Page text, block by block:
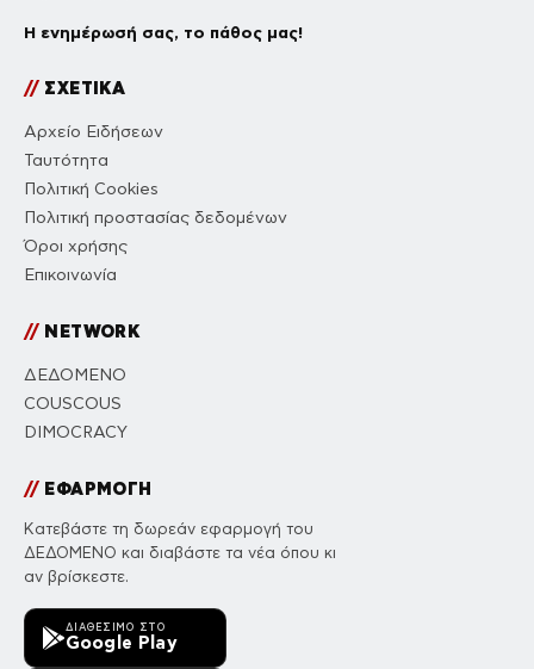
Η ενημέρωσή σας, το πάθος μας!
//ΣΧΕΤΙΚΑ
Αρχείο Ειδήσεων
Ταυτότητα
Πολιτική Cookies
Πολιτική προστασίας δεδομένων
Όροι χρήσης
Επικοινωνία
//NETWORK
ΔΕΔΟΜΕΝΟ
COUSCOUS
DIMOCRACY
//ΕΦΑΡΜΟΓΗ
Κατεβάστε τη δωρεάν εφαρμογή του
ΔΕΔΟΜΕΝΟ και διαβάστε τα νέα όπου κι
αν βρίσκεστε.
ΔΙΑΘΈΣΙΜΟ ΣΤΟ
Google Play